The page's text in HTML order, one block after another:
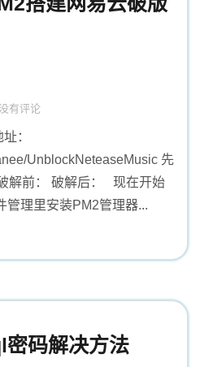
没有评论
：
UnblockNeteaseMusic 先
解前： 破解后： 现在开始
管理里安装PM2管理器...
码解决方法